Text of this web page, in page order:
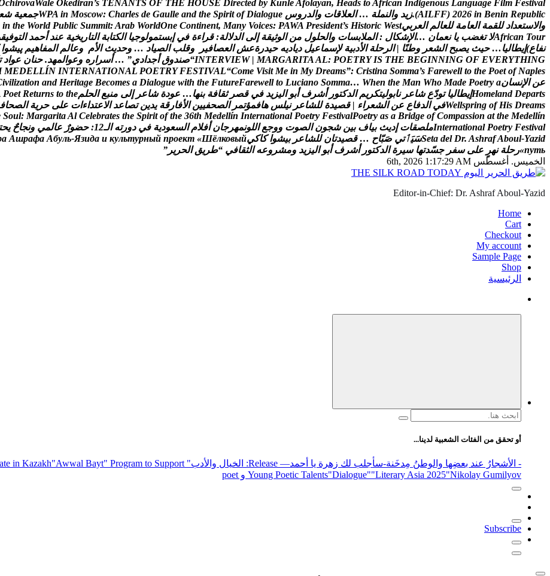
chirovaWale Okediran’s TENANTS OF THE HOUSE Directed by KunleAfolayan, Heads toAfrican Indigenous Language Film Festival
(AILFF) 2026 in Benin Republic
.زيد والنملة … العلقات والدر وس WPA in Moscow: Charles de Gaulle and the Spirit of Dialogue جمعية ش
والستعداد للقمة العامة للعالم العربي in the World Public Summit:Arab WorldOne Continent, Many Voices: PAWA President’s Historic West
African Tour ل تغضب يا نعمان …الشكال : الملبسات والحلول من الوثيقة إلى الدللة: قراءة في إبستمولوجيا الكتابة التاريخية عند أحمد التوفيق
نفاع)إيطاليا… حيث يصبح الشعر وطنا | الرحلة الدبية لسماعيل دياديه حيدرةعش العصافير وقلب الصياد … وحديث الم وعالم المفاهيم پیشوا
INTERVIEW | MARGARITA AL: POETRY IS THE BEGINNING OF EVERYTHING
“صندوق أجدادي”
… أسراره وعوالمهد. حنان عواد
MEDELLÍN INTERNATIONAL POETRY FESTIVAL“Come Visit Me in My Dreams”: Cristina Somma’s Farewell to the Poet of Naples
عن النسان ivilization and Heritage Becomes a Dialogue with the FutureFarewell to Luciano Somma… When the Man Who Made Poetry a
Homeland Departs إيطاليا تودع شاعر نابوليتكريم الدكتور أشرف أبو اليزيد في قصر ثقافة بنها… عودة شاعر إلى منبع الحلم Poet Returns to the
Wellspring of His Dreams في الدفاع عن الشعراء | قصيدة للشاعر نيلس هافمؤتمر الصحفيين الفارقة يدين تصاعد العتداءات على حرية الصحاف
Soul: MargaritaAl Celebrates the Spirit of the 36th Medellín International Poetry FestivalPoetry as a Bridge of Compassion at the Medellín
International Poetry Festival ملصقات إديث بياف بين شجون الصوت ووجع اللونمهرجان أفلم السعودية في دورته الـ 12
: حضور عالمي ونجاح يح
Seta del Dr. AshrafAboul-Yazid سيٲتي صباح … قصيدتان للشاعر بيشوا كاكي а Ашрафа Абуль-Язида и культурный проект «Шёлковый
путь
»رحلة نهر على سفر جسدتها سيرة الدكتور أشرف أبو اليزيد ومشر وعه الثقافي “طريق الحرير ”
الخميس. أغسطس 6th, 2026 1:17:30 AM
Editor-in-Chief: Dr. Ashraf Aboul-Yazid
Home
Cart
Checkout
My account
Sample Page
Shop
الرئيسية
البحث
أو تحقق من الفئات الشعبية لدينا...
- الأشجارُ عند بعضِها والوطنُ مِدخَنة-سأجلب لك زهرة يا أحمد— Release : الخيال والأدب" inviting poets and writers from around the world to participate in Kazakh
"Awwal Bayt" Program to Support
Young Poetic Talents"Dialogue""Literary Asia 2025"Nikolay Gumilyov و poet
Subscribe